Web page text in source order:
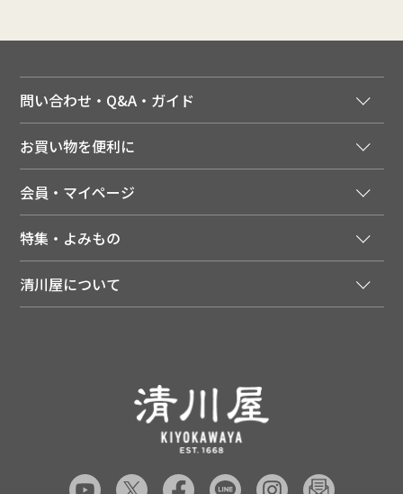
問い合わせ・Q&A・ガイド
ご利用ガイド
領収書について
送料について
配達日について
返品について
よくあるご質問（FAQ）
あんしんの品質保証について（産直品）
品質保証について（通常品）
お買い物を便利に
季節のカタログを無料でお届け
店舗・ECポイント共通アプリ
LINEお友だち登録
会員・マイページ
会員特典について
注文履歴
特集・よみもの
メディア掲載商品
清川屋のレビューを見る
清川屋について